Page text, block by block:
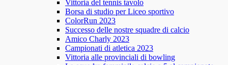
Vittoria del tennis tavolo
Borsa di studio per Liceo sportivo
ColorRun 2023
Successo delle nostre squadre di calcio
Amico Charly 2023
Campionati di atletica 2023
Vittoria alle provinciali di bowling